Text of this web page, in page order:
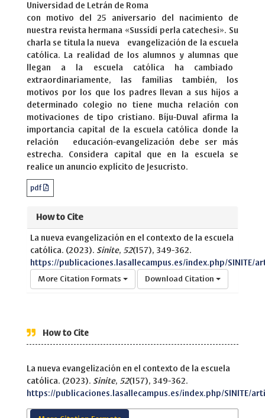
Universidad de Letrán de Roma
con motivo del 25 aniversario del nacimiento de
nuestra revista hermana «Sussídí perla catechesi». Su
charla se titula la nueva evangelización de la escuela
católica. La realidad de los alumnos y alumnas que
llegan a la escuela católica ha cambiado
extraordinariamente, las familias también, los
motivos por los que los padres llevan a sus hijos a
determinado colegio no tiene mucha relación con
motivaciones de tipo cristiano. Bíju-Duval afirma la
importancia capital de la escuela católica donde la
relación educación-evangelización debe ser más
estrecha. Considera capital que en la escuela se
realice un anuncio explícito de Jesucristo.
pdf
How to Cite
La nueva evangelización en el contexto de la escuela
católica. (2023). Sinite, 52(157), 349-362.
https://publicaciones.lasallecampus.es/index.php/SINITE/
More Citation Formats Download Citation
How to Cite
La nueva evangelización en el contexto de la escuela
católica. (2023). Sinite, 52(157), 349-362.
https://publicaciones.lasallecampus.es/index.php/SINITE/